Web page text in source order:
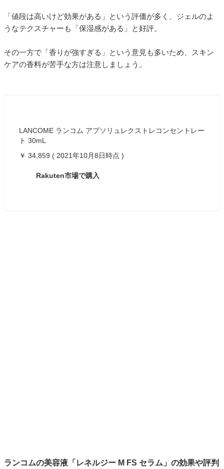
「値段は高いけど効果がある」という評価が多く、ジェルのよ
うなテクスチャーも「保湿感がある」と好評。
その一方で「香りが強すぎる」という意見も多いため、スキン
ケアの香料が苦手な方は注意しましょう。
LANCOME ランコム アプソリュレクストレコンセントレー
ト 30mL
￥ 34,859 ( 2021年10月8日時点 )
Rakuten市場で購入
ランコムの美容液「レネルジー M FS セラム」の効果や評判